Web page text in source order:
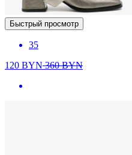
Быстрый просмотр
35
120 BYN360BYN